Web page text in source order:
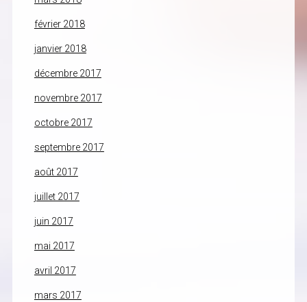
février 2018
janvier 2018
décembre 2017
novembre 2017
octobre 2017
septembre 2017
août 2017
juillet 2017
juin 2017
mai 2017
avril 2017
mars 2017